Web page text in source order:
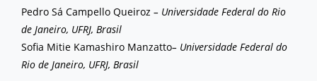
Pedro Sá Campello Queiroz – Universidade Federal do Rio
de Janeiro, UFRJ, Brasil
Sofia Mitie Kamashiro Manzatto– Universidade Federal do
Rio de Janeiro, UFRJ, Brasil